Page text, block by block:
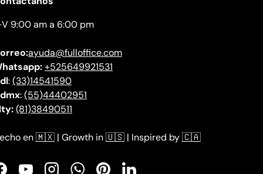
V 9:00 am a 6:00 pm
ayuda@fulloffice.com
+525649921531
:(33)14541590
:(55)44402951
(81)38490511
en🇲🇽| Growth in🇺🇸| Inspired by🇨🇦